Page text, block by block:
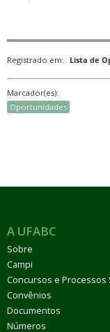
Registrado em: Lista de
Marcador(es):
Oportunidades
A UFABC
Sobre
Campi
Concursos e Processos
Convênios
Documentos
Números